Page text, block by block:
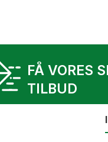
FÅ VORES
TILBUD